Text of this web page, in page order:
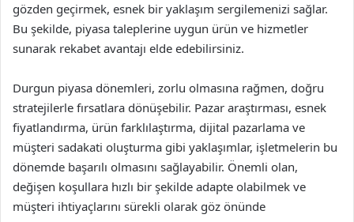
gözden geçirmek, esnek bir yaklaşım sergilemenizi sağlar.
Bu şekilde, piyasa taleplerine uygun ürün ve hizmetler
sunarak rekabet avantajı elde edebilirsiniz.
Durgun piyasa dönemleri, zorlu olmasına rağmen, doğru
stratejilerle fırsatlara dönüşebilir. Pazar araştırması, esnek
fiyatlandırma, ürün farklılaştırma, dijital pazarlama ve
müşteri sadakati oluşturma gibi yaklaşımlar, işletmelerin bu
dönemde başarılı olmasını sağlayabilir. Önemli olan,
değişen koşullara hızlı bir şekilde adapte olabilmek ve
müşteri ihtiyaçlarını sürekli olarak göz önünde